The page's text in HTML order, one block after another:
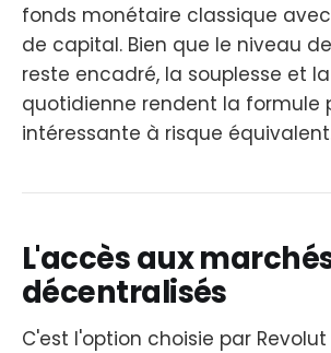
fonds monétaire classique
de capital. Bien que le niveau
reste encadré, la souplesse et
quotidienne rendent la formule
intéressante à risque
L'accès aux
décentralisés
C'est l'option choisie par